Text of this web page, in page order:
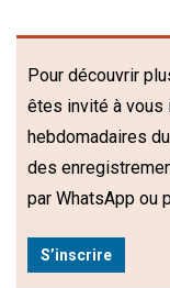
Pour découvrir
êtes invité à vous
hebdomadaires du
des
par WhatsApp ou
S’inscrire